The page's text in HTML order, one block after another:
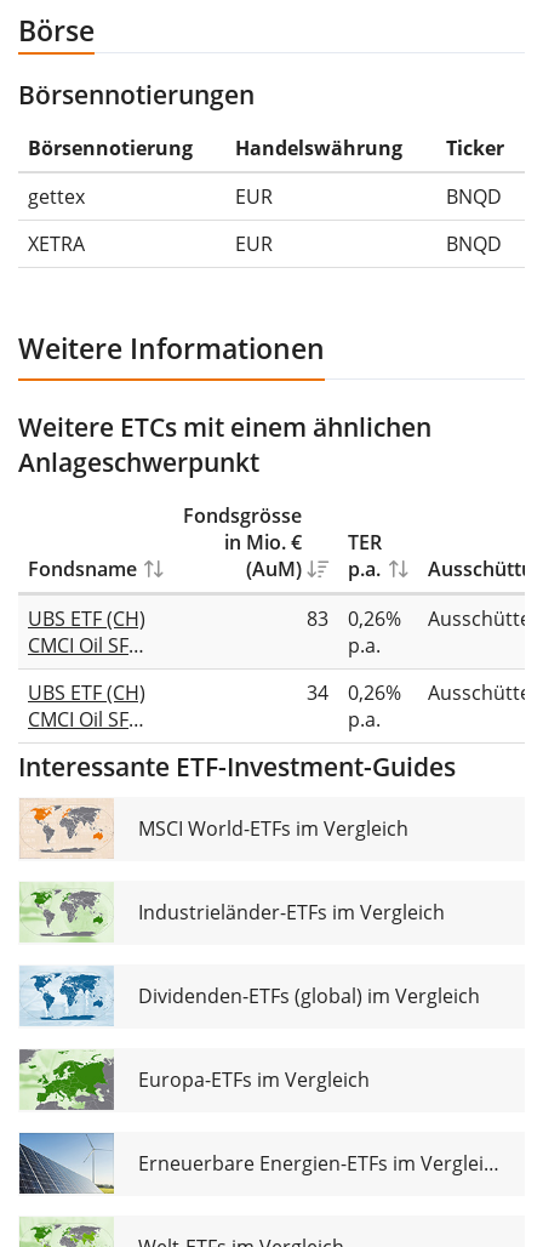
-50%.
Die Wertentwicklungsangaben für ETFs beinhalten
Ausschüttungen (falls vorhanden).
Börse
Börsennotierungen
Börsennotierung Handelswährung
Ticker
gettex
EUR
BNQD
XETRA
EUR BNQD
Weitere Informationen
Weitere ETCs mit einem ähnlichen
Anlageschwerpunkt
Fondsname
Fondsgrösse
in Mio. €
(AuM)
TER
p.a.
UBS ETF (CH)
CMCI Oil SF
(USD) A-dis
83
0,26%
p.a.
UBS ETF (CH)
CMCI Oil SF
(CHF) A-dis
34
0,26%
p.a.
Interessante ETF-Investment-Guides
MSCI World-ETFs im Vergleich
Industrieländer-ETFs im Vergleich
Dividenden-ETFs (global) im Vergleich
Europa-ETFs im Vergleich
Erneuerbare Energien-ETFs im Vergleich